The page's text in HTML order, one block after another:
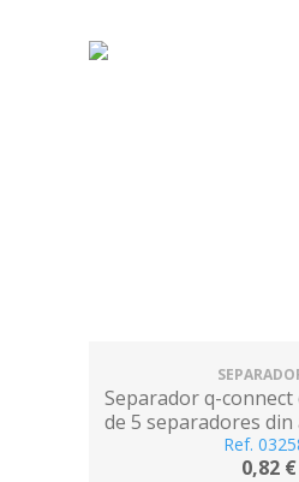
Separador q-
de 5 separadores
Ref.
0,82 €